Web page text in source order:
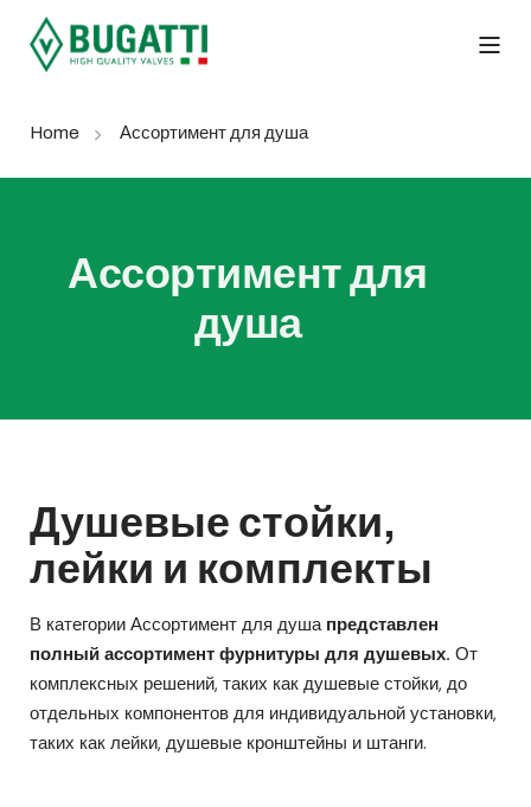
Home Ассортимент для душа
Ассортимент для
душа
Душевые стойки,
лейки и комплекты
В категории Ассортимент для душа представлен
полный ассортимент фурнитуры для душевых. От
комплексных решений, таких как душевые стойки, до
отдельных компонентов для индивидуальной установки,
таких как лейки, душевые кронштейны и штанги.